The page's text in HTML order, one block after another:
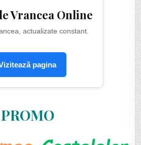
Vrancea Online
actualizate constant.
pagina
PROMO